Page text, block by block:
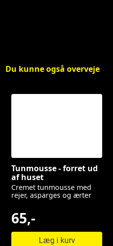
Du kunne også overveje
Tunmousse - forret ud
af huset
Cremet tunmousse med
rejer, asparges og ærter
65,-
Læg i kurv